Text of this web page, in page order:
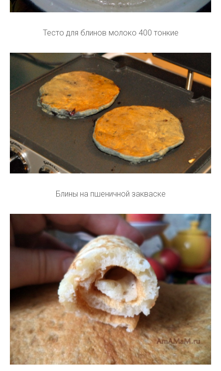
Тесто для блинов молоко 400 тонкие
Блины на пшеничной закваске